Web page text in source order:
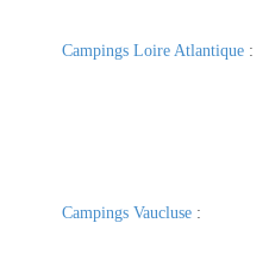
Campings Loire Atlantique:
Campings Vaucluse: